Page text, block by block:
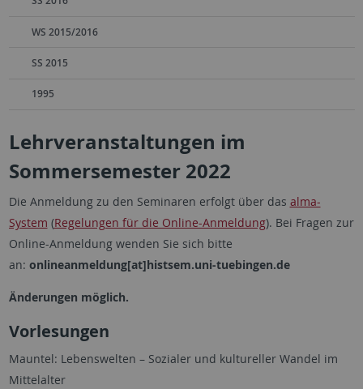
WS 2015/2016
SS 2015
1995
Lehrveranstaltungen im
Sommersemester 2022
Die Anmeldung zu den Seminaren erfolgt über das alma-
System (Regelungen für die Online-Anmeldung). Bei Fragen zur
Online-Anmeldung wenden Sie sich bitte
an: onlineanmeldung[at]histsem.uni-tuebingen.de
Änderungen möglich.
Vorlesungen
Mauntel: Lebenswelten – Sozialer und kultureller Wandel im
Mittelalter